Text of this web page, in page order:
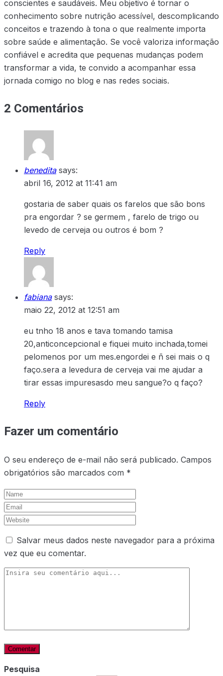
conscientes e saudáveis. Meu objetivo é tornar o
conhecimento sobre nutrição acessível, descomplicando
conceitos e trazendo à tona o que realmente importa
sobre saúde e alimentação. Se você valoriza informação
confiável e acredita que pequenas mudanças podem
transformar a vida, te convido a acompanhar essa
jornada comigo no blog e nas redes sociais.
2 Comentários
benedita says:
abril 16, 2012 at 11:41 am
gostaria de saber quais os farelos que são bons
pra engordar ? se germem , farelo de trigo ou
levedo de cerveja ou outros é bom ?
Reply
fabiana says:
maio 22, 2012 at 12:51 am
eu tnho 18 anos e tava tomando tamisa
20,anticoncepcional e fiquei muito inchada,tomei
pelomenos por um mes.engordei e ñ sei mais o q
faço.sera a levedura de cerveja vai me ajudar a
tirar essas impuresasdo meu sangue?o q faço?
Reply
Fazer um comentário
O seu endereço de e-mail não será publicado. Campos
obrigatórios são marcados com *
Salvar meus dados neste navegador para a próxima
vez que eu comentar.
Pesquisa